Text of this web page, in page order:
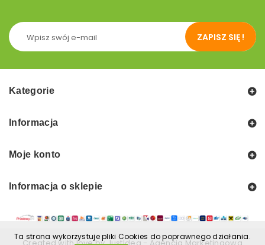
Ta strona wykorzystuje pliki Cookies do poprawnego działania.
ZAPISZ SIĘ !
Kategorie
Informacja
Moje konto
Informacja o sklepie